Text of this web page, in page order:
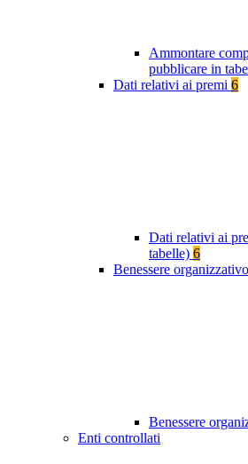
Ammontare
pubblicare in
Dati relativi ai premi 6
Dati relativi ai
tabelle) 6
Benessere organizzativo
Benessere
Enti controllati